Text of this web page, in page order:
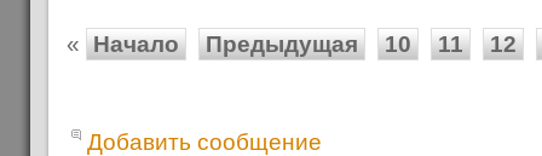
« Начало Предыдущая 10 11 12
Добавить сообщение